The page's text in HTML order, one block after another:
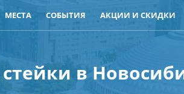
МЕСТА СОБЫТИЯ АКЦИИ И СКИДКИ
в